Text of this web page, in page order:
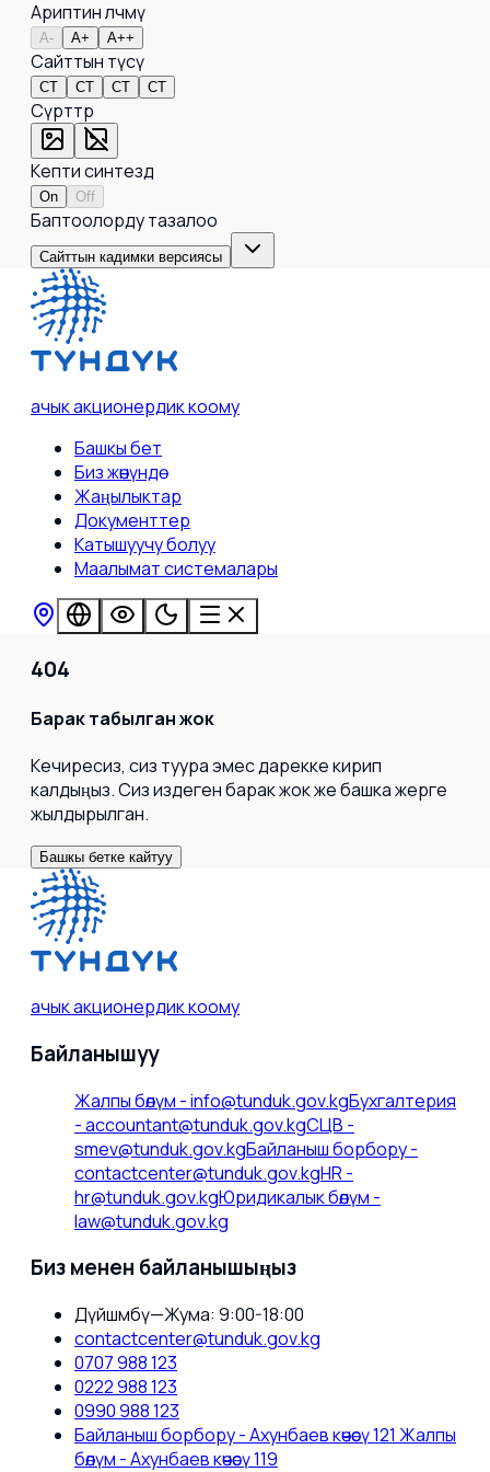
Ариптин өлчөмү
A- A+ A++
Сайттын түсү
СТ СТ СТ СТ
Сүрөттөр
Кепти синтездөө
On Off
Баптоолорду тазалоо
Сайттын кадимки версиясы
ачык акционердик коому
Башкы бет
Биз жөнүндө
Жаңылыктар
Документтер
Катышуучу болуу
Маалымат системалары
404
Барак табылган жок
Кечиресиз, сиз туура эмес дарекке кирип
калдыңыз. Сиз издеген барак жок же башка жерге
жылдырылган.
Башкы бетке кайтуу
ачык акционердик коому
Байланышуу
Жалпы бөлүм -info@tunduk.gov.kgБухгалтерия
-accountant@tunduk.gov.kgСЦВ -
smev@tunduk.gov.kgБайланыш борбору-
contactcenter@tunduk.gov.kgHR-
hr@tunduk.gov.kgЮридикалык бөлүм -
law@tunduk.gov.kg
Биз менен байланышыңыз
Дүйшөмбү—Жума: 9:00-18:00
contactcenter@tunduk.gov.kg
0707 988 123
0222 988 123
0990 988 123
Байланыш борбору - Ахунбаев көчөсү 121 Жалпы
бөлүм - Ахунбаев көчөсү 119